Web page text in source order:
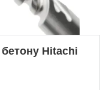
Hitachi